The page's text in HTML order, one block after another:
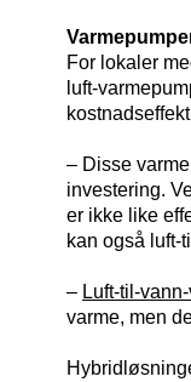
For lokaler
luft-
– Disse
investering.
er ikke like
kan også luft-
– Luft-til-
varme, men